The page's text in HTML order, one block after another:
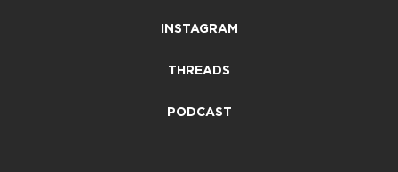
INSTAGRAM
THREADS
PODCAST